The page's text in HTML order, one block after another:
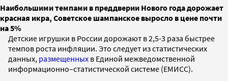
Наибольшими темпами в преддверии Нового года дорожает
красная икра, Советское шампанское выросло в цене почти
на 5%
Детские игрушки в России дорожают в 2,5-3 раза быстрее
темпов роста инфляции. Это следует из статистических
данных, размещенных в Единой межведомственной
информационно–статистической системе (ЕМИСС).